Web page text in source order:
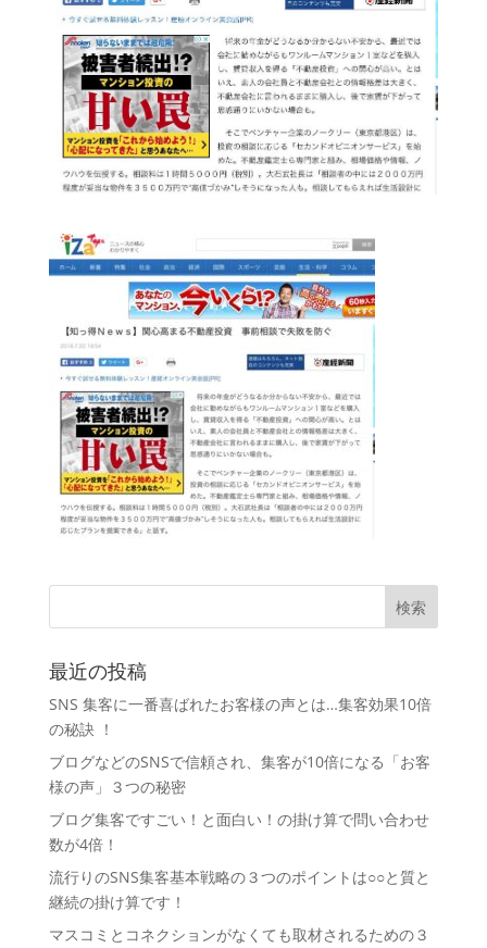
最近の投稿
SNS 集客に一番喜ばれたお客様の声とは…集客効果10倍
の秘訣 ！
ブログなどのSNSで信頼され、集客が10倍になる「お客
様の声」３つの秘密
ブログ集客ですごい！と面白い！の掛け算で問い合わせ
数が4倍！
流行りのSNS集客基本戦略の３つのポイントは○○と質と
継続の掛け算です！
マスコミとコネクションがなくても取材されるための３